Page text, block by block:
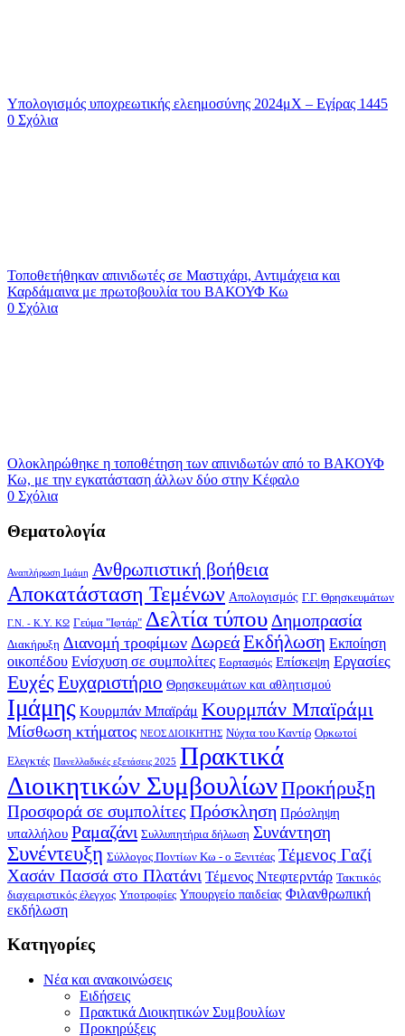
Υπολογισμός υποχρεωτικής ελεημοσύνης 2024μΧ – Εγίρας 1445
0 Σχόλια
Τοποθετήθηκαν απινιδωτές σε Μαστιχάρι, Αντιμάχεια και
Καρδάμαινα με πρωτοβουλία του ΒΑΚΟΥΦ Κω
0 Σχόλια
Ολοκληρώθηκε η τοποθέτηση των απινιδωτών από το ΒΑΚΟΥΦ
Κω, με την εγκατάσταση άλλων δύο στην Κέφαλο
0 Σχόλια
Θεματολογία
Αναπλήρωση Ιμάμη Ανθρωπιστική βοήθεια
Αποκατάσταση Τεμένων Απολογισμός Γ.Γ. Θρησκευμάτων
Γ.Ν. - Κ.Υ. ΚΩ Γεύμα "Ιφτάρ" Δελτία τύπου Δημοπρασία
Διακήρυξη Διανομή τροφίμων ΔωρεάΕκδήλωση Εκποίηση
οικοπέδου Ενίσχυση σε συμπολίτες Εορτασμός Επίσκεψη Εργασίες
Ευχές Ευχαριστήριο Θρησκευμάτων και αθλητισμού
Ιμάμης Κουρμπάν Μπαϊράμ Κουρμπάν Μπαϊράμι
Μίσθωση κτήματος ΝΕΟΣ ΔΙΟΙΚΗΤΗΣ Νύχτα του Καντίρ Ορκωτοί
Ελεγκτές Πανελλαδικές εξετάσεις 2025 Πρακτικά
Διοικητικών ΣυμβουλίωνΠροκήρυξη
Προσφορά σε συμπολίτες Πρόσκληση Πρόσληψη
υπαλλήλου Ραμαζάνι Συλλυπητήρια δήλωση Συνάντηση
Συνέντευξη Σύλλογος Ποντίων Κω - ο Ξενιτέας Τέμενος Γαζί
Χασάν Πασσά στο Πλατάνι Τέμενος Ντεφτερντάρ Τακτικός
διαχειριστικός έλεγχος Υποτροφίες Υπουργείο παιδείας Φιλανθρωπική
εκδήλωση
Kατηγορίες
Νέα και ανακοινώσεις
Ειδήσεις
Πρακτικά Διοικητικών Συμβουλίων
Προκηρύξεις